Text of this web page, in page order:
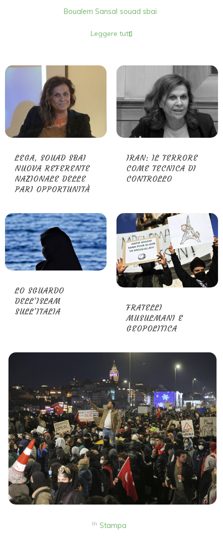
Boualem Sansal souad sbai
Leggere tutti
LEGA, SOUAD SBAI
NUOVA REFERENTE
NAZIONALE DELLE
PARI OPPORTUNITÀ
IRAN: IL TERRORE
COME TECNICA DI
CONTROLLO
LO SGUARDO
DELL’ISLAM
SULL’ITALIA
FRATELLI
MUSULMANI E
GEOPOLITICA
In Stampa